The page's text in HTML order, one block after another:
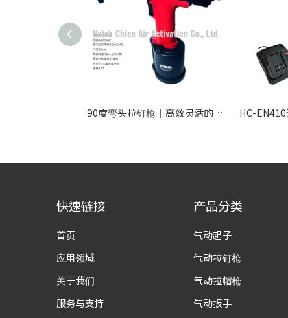
90度弯头拉钉枪｜高效灵活的气动角度铆接工具解决方案
快速链接
首页
应用领域
关于我们
服务与支持
产品分类
气动起子
气动拉钉枪
气动拉帽枪
气动扳手